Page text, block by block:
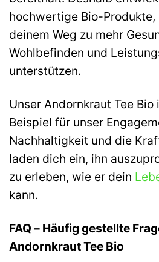
hochwertige Bio-
deinem Weg zu mehr
Wohlbefinden und
unterstützen.
Unser Andornkraut Tee
Beispiel für unser
Nachhaltigkeit und die
laden dich ein, ihn
zu erleben, wie er dein
kann.
FAQ – Häufig gestellte
Andornkraut Tee Bio